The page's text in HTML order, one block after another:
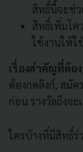
สิทธิ์นี้จะช่
สิทธิ์เพิ่มโค
ใช้งานให้ใ
เรื่องสำคัญที่ต้อ
ต้องกดลิงก์, สมั
ก่อน รางวัลถึงจ
ใครบ้างที่มีสิทธิ์ร่